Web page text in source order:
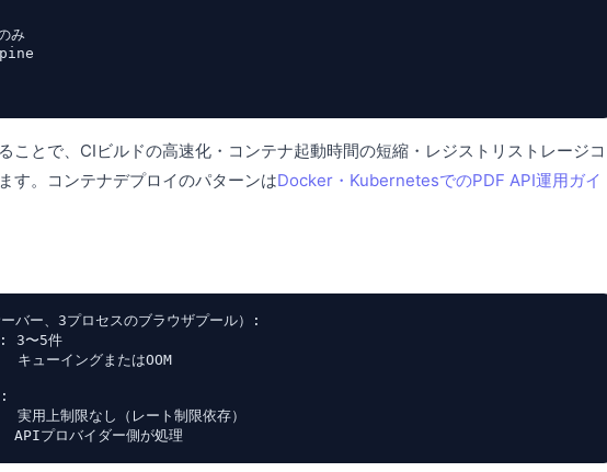
み
ことで、CIビルドの高速化・コンテナ起動時間の短縮・レジストリストレージコ
す。コンテナデプロイのパターンはDocker・KubernetesでのPDF API運用ガイ
バー、3プロセスのブラウザプール）:
3〜5件
キューイングまたはOOM
用上制限なし（レート制限依存）